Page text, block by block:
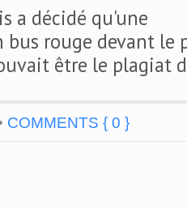
a décidé qu'une
rouge devant le
être le plagiat
COMMENTS { 0 }